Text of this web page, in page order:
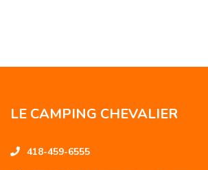
LE CAMPING CHEVALIER
418-459-6555